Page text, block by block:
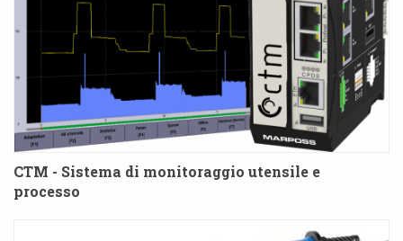
CTM - Sistema di monitoraggio utensile e
processo